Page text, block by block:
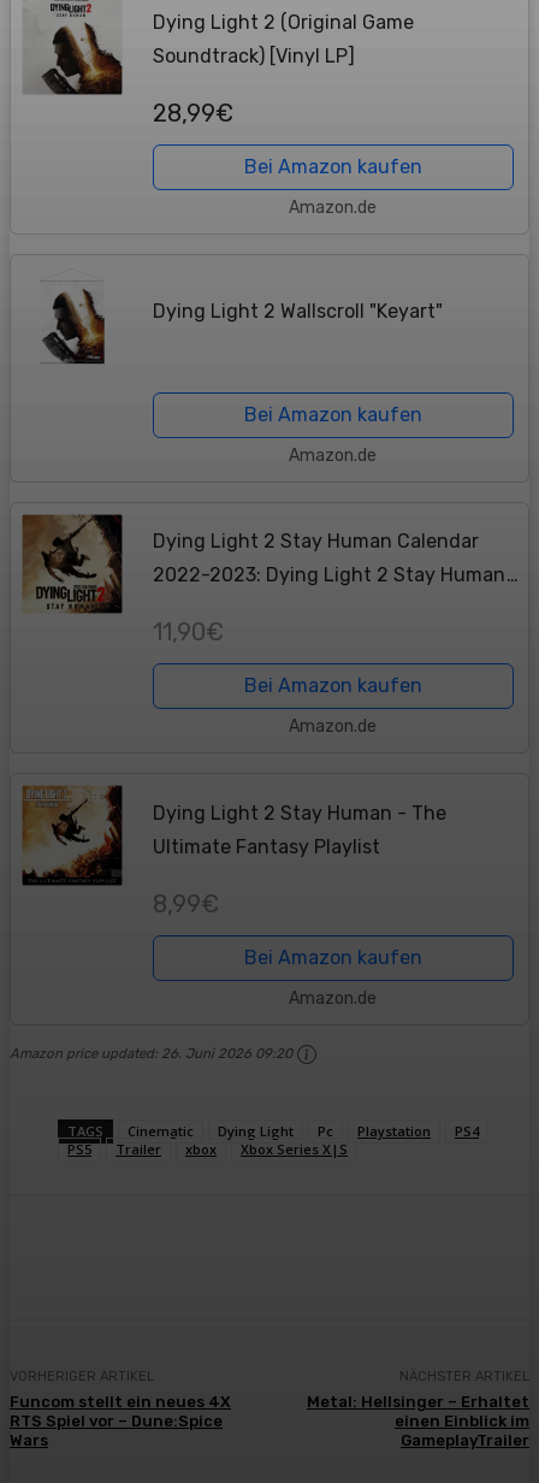
Dying Light 2 (Original Game
Soundtrack) [Vinyl LP]
28,99€
Bei Amazon kaufen
Amazon.de
Dying Light 2 Wallscroll "Keyart"
Bei Amazon kaufen
Amazon.de
Dying Light 2 Stay Human Calendar
2022-2023: Dying Light 2 Stay Human
calendar 2022 18 months- Planner
Gifts boys girls ......
11,90€
Bei Amazon kaufen
Amazon.de
Dying Light 2 Stay Human - The
Ultimate Fantasy Playlist
8,99€
Bei Amazon kaufen
Amazon.de
Amazon price updated: 26. Juni 2026 09:20
TAGS Cinematic Dying Light Pc Playstation
PS4
PS5
Trailer xbox Xbox Series X|S
VORHERIGER ARTIKEL
Funcom stellt ein neues 4X
RTS Spiel vor – Dune:Spice
Wars
NÄCHSTER ARTIKEL
Metal: Hellsinger – Erhaltet
einen Einblick im
GameplayTrailer